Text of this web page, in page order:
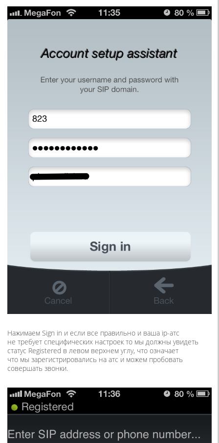
Нажимаем Sign in и если все правильно и ваша ip-атс
не требует специфических настроек то мы должны увидеть
статус Registered в левом верхнем углу, что означает
что мы зарегистрировались на атс и можем пробовать
совершать звонки.